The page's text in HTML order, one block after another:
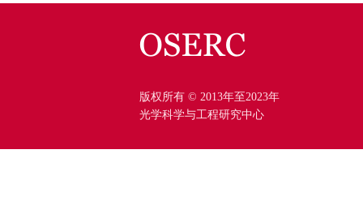
版权所有 © 2013年至2023年
光学科学与工程研究中心